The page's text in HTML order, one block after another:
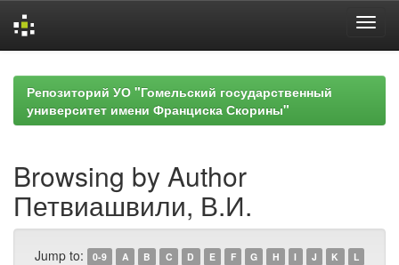
navigationРепозиторий УО "Гомельский государственный
университет имени Франциска Скорины"
Browsing by Author
Петвиашвили, В.И.
Jump to: 0-9 A B C D E F G H I J K
L